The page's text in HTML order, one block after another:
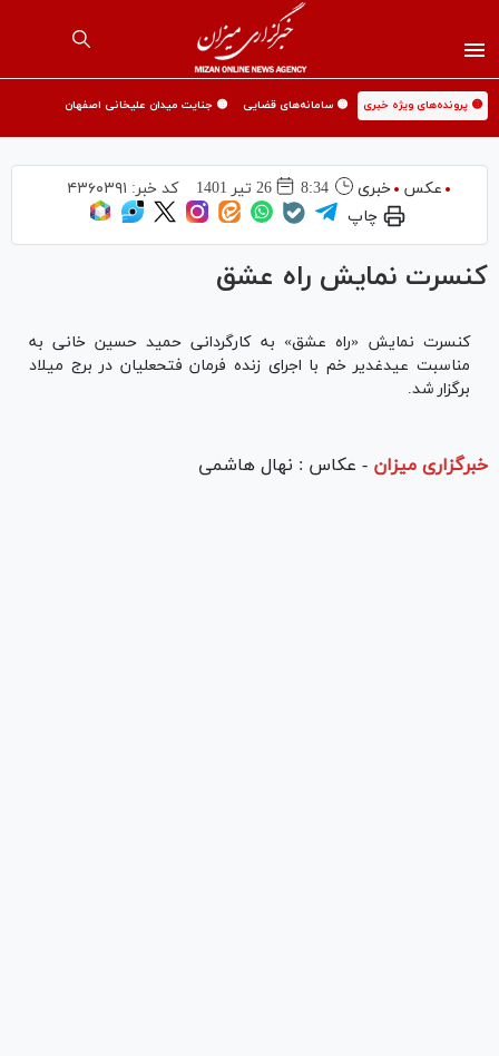
🟡 پرونده‌های ویژه خبری 🟡 سامانه‌های قضایی 🟡 جنایت میدان علیخانی اصفهان
عکس خبری 8:34 26 تير 1401 کد خبر: ۴۳۶۰۳۹۱
چاپ
کنسرت نمایش راه عشق
کنسرت نمایش «راه عشق» به کارگردانی حمید حسین خانی به
مناسبت عیدغدیر خم با اجرای زنده فرمان فتحعلیان در برج میلاد
برگزار شد.
خبرگزاری میزان - عکاس : نهال هاشمی